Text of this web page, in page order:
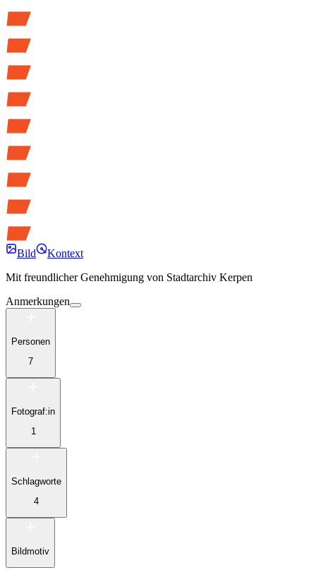
Bild
Kontext
Mit freundlicher Genehmigung von Stadtarchiv Kerpen
Anmerkungen
Personen
7
Fotograf:in
1
Schlagworte
4
Bildmotiv